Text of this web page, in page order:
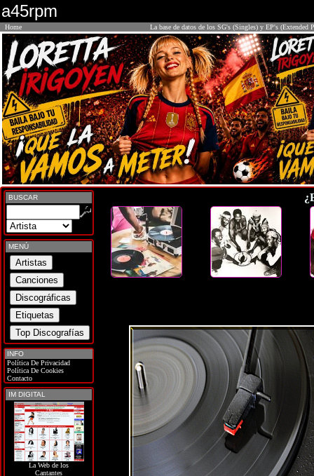
a45rpm
Home La base de datos de los SG's (Singles) y EP's (Extended
BUSCAR
MENÚ
INFO
Política De Privacidad
Política De Cookies
Contacto
IM DIGITAL
La Web de los
Cantantes